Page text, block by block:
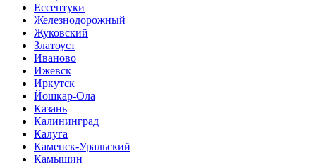
Ессентуки
Железнодорожный
Жуковский
Златоуст
Иваново
Ижевск
Иркутск
Йошкар-Ола
Казань
Калининград
Калуга
Каменск-Уральский
Камышин